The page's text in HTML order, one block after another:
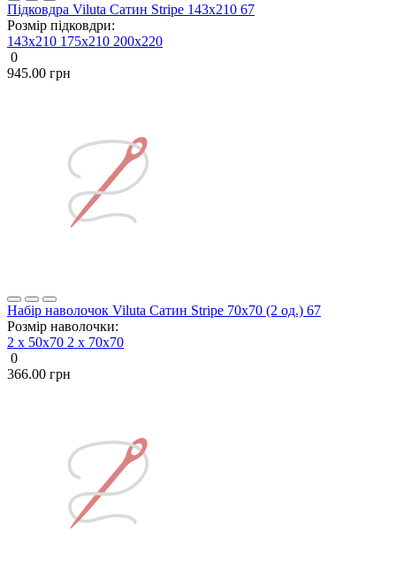
Підковдра Viluta Сатин Stripe 143х210 67
Розмір підковдри:
143x210 175x210 200х220
0
945.00 грн
Набір наволочок Viluta Сатин Stripe 70х70 (2 од.) 67
Розмір наволочки:
2 х 50х70 2 х 70х70
0
366.00 грн